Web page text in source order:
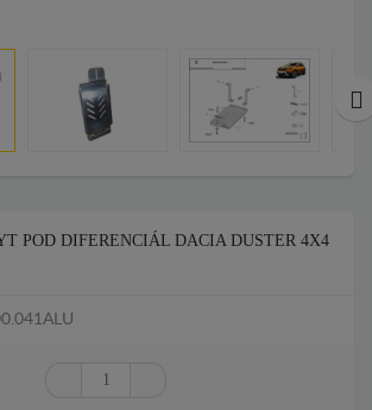
POD DIFERENCIÁL DACIA DUSTER 4X4